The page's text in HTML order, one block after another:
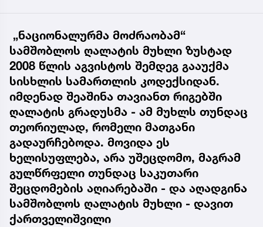
„ნაციონალურმა მოძრაობამ“
სამშობლოს ღალატის მუხლი ზუსტად
2008 წლის აგვისტოს შემდეგ გააუქმა
სისხლის სამართლის კოდექსიდან.
იმდენად შეაშინა თავიანთ რიგებში
ღალატის გრადუსმა - ამ მუხლს თუნდაც
თეორიულად, რომელი მათგანი
გადაურჩებოდა. მოვიდა ეს
ხელისუფლება, არა უშეცდომო, მაგრამ
გულწრფელი თუნდაც საკუთარი
შეცდომების აღიარებაში - და აღადგინა
სამშობლოს ღალატის მუხლი - დავით
ქართველიშვილი